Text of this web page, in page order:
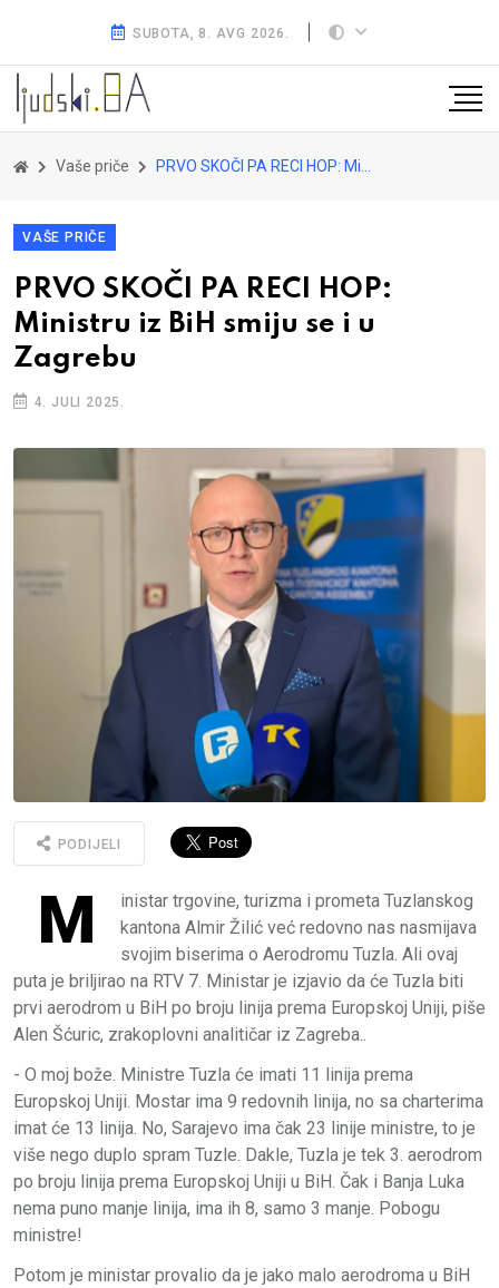
SUBOTA, 8. AVG 2026.
Vaše priče PRVO SKOČI PA RECI HOP: Ministru iz BiH smiju se i u Zagrebu
VAŠE PRIČE
PRVO SKOČI PA RECI HOP:
Ministru iz BiH smiju se i u
Zagrebu
4. JULI 2025.
PODIJELI
M
inistar trgovine, turizma i prometa Tuzlanskog
kantona Almir Žilić već redovno nas nasmijava
svojim biserima o Aerodromu Tuzla. Ali ovaj
puta je briljirao na RTV 7. Ministar je izjavio da će Tuzla biti
prvi aerodrom u BiH po broju linija prema Europskoj Uniji, piše
Alen Šćuric, zrakoplovni analitičar iz Zagreba..
- O moj bože. Ministre Tuzla će imati 11 linija prema
Europskoj Uniji. Mostar ima 9 redovnih linija, no sa charterima
imat će 13 linija. No, Sarajevo ima čak 23 linije ministre, to je
više nego duplo spram Tuzle. Dakle, Tuzla je tek 3. aerodrom
po broju linija prema Europskoj Uniji u BiH. Čak i Banja Luka
nema puno manje linija, ima ih 8, samo 3 manje. Pobogu
ministre!
Potom je ministar provalio da je jako malo aerodroma u BiH